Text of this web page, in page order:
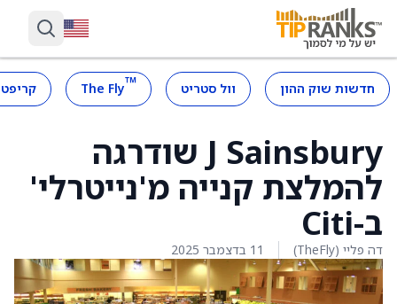
חדשות שוק ההון וול סטריט ™
The Fly
J Sainsbury שודרגה
להמלצת קנייה מ'נייטרלי'
ב-Citi
דה פליי (TheFly) 11 בדצמבר 2025